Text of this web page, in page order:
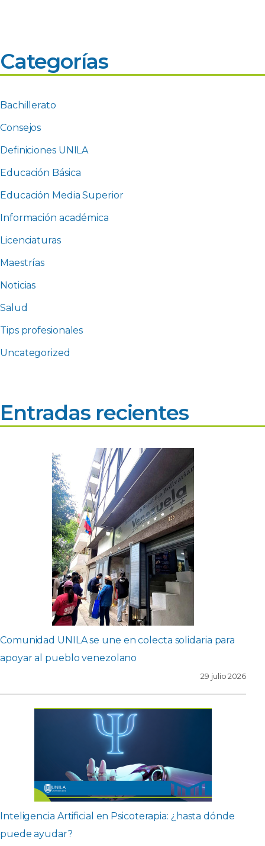
Categorías
Bachillerato
Consejos
Definiciones UNILA
Educación Básica
Educación Media Superior
Información académica
Licenciaturas
Maestrías
Noticias
Salud
Tips profesionales
Uncategorized
Entradas recientes
Comunidad UNILA se une en colecta solidaria para
apoyar al pueblo venezolano
29 julio 2026
Inteligencia Artificial en Psicoterapia: ¿hasta dónde
puede ayudar?